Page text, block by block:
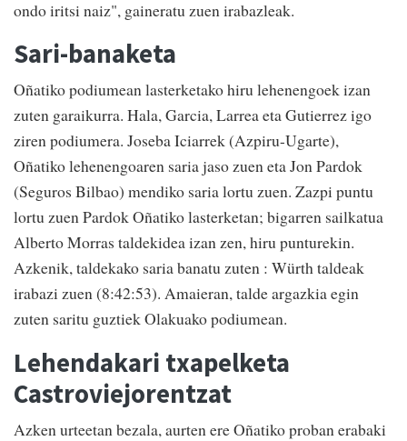
ondo iritsi naiz", gaineratu zuen irabazleak.
Sari-banaketa
Oñatiko podiumean lasterketako hiru lehenengoek izan
zuten garaikurra. Hala, Garcia, Larrea eta Gutierrez igo
ziren podiumera. Joseba Iciarrek (Azpiru-Ugarte),
Oñatiko lehenengoaren saria jaso zuen eta Jon Pardok
(Seguros Bilbao) mendiko saria lortu zuen. Zazpi puntu
lortu zuen Pardok Oñatiko lasterketan; bigarren sailkatua
Alberto Morras taldekidea izan zen, hiru punturekin.
Azkenik, taldekako saria banatu zuten : Würth taldeak
irabazi zuen (8:42:53). Amaieran, talde argazkia egin
zuten saritu guztiek Olakuako podiumean.
Lehendakari txapelketa
Castroviejorentzat
Azken urteetan bezala, aurten ere Oñatiko proban erabaki